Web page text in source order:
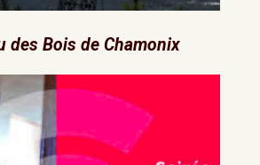
des Bois de Chamonix